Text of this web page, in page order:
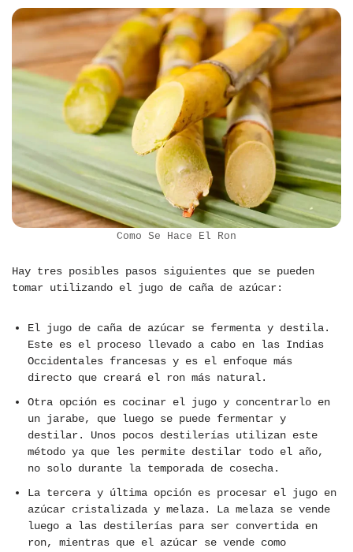
Como Se Hace El Ron
Hay tres posibles pasos siguientes que se pueden
tomar utilizando el jugo de caña de azúcar:
El jugo de caña de azúcar se fermenta y destila.
Este es el proceso llevado a cabo en las Indias
Occidentales francesas y es el enfoque más
directo que creará el ron más natural.
Otra opción es cocinar el jugo y concentrarlo en
un jarabe, que luego se puede fermentar y
destilar. Unos pocos destilerías utilizan este
método ya que les permite destilar todo el año,
no solo durante la temporada de cosecha.
La tercera y última opción es procesar el jugo en
azúcar cristalizada y melaza. La melaza se vende
luego a las destilerías para ser convertida en
ron, mientras que el azúcar se vende como